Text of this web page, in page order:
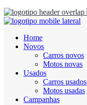
Home
Novos
Carros novos
Motos novas
Usados
Carros usados
Motos usadas
Campanhas